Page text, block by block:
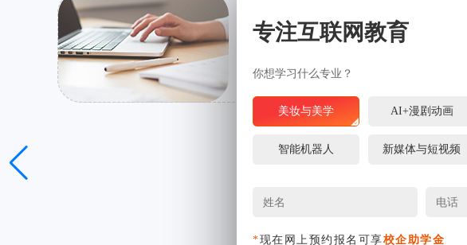
上岗前，就业指导老
后电话回访，后期不
专注互联网教育
你想学习什么专业？
美妆与美学 AI+漫剧动画
智能机器人 新媒体与短视频
*现在网上预约报名可享校企助学金